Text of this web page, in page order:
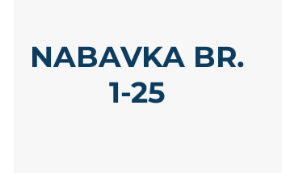
NABAVKA BR.
1-25